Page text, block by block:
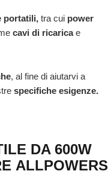
portatili, tra cui power
cavi di ricaricae
, al fine di aiutarvi a
specifiche esigenze.
DA 600W
ALLPOWERS